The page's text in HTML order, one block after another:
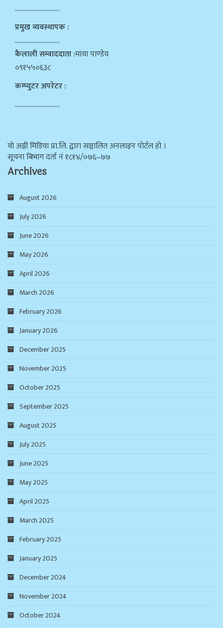
…………………………
प्रमुख व्यवस्थापक :
…………………………
कैलाली सम्वाददाता :माया पाण्डेय
०९१५५०६३८
कम्प्युटर अपरेटर :
…………………………
याे अग्नी मिडिया प्रा.लि. द्वारा सञ्चालित अनलाइन पोर्टल हो ।
सूचना बिभाग दर्ता न‌ं १८१४/०७६–७७
Archives
August 2026
July 2026
June 2026
May 2026
April 2026
March 2026
February 2026
January 2026
December 2025
November 2025
October 2025
September 2025
August 2025
July 2025
June 2025
May 2025
April 2025
March 2025
February 2025
January 2025
December 2024
November 2024
October 2024